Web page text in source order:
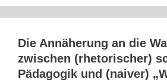
Die Annäherung an die
zwischen (rhetorischer)
Pädagogik und (naiver)